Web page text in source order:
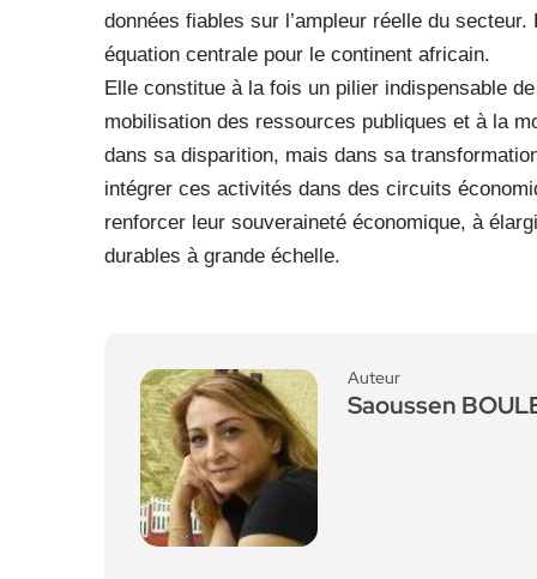
données fiables sur l’ampleur réelle du
équation centrale pour le continent africain.
Elle constitue à la fois un pilier indispensable
mobilisation des ressources publiques et à la
dans sa disparition, mais dans sa
intégrer ces activités dans des circuits
renforcer leur souveraineté économique, à
durables à grande échelle.
Auteur
Saoussen